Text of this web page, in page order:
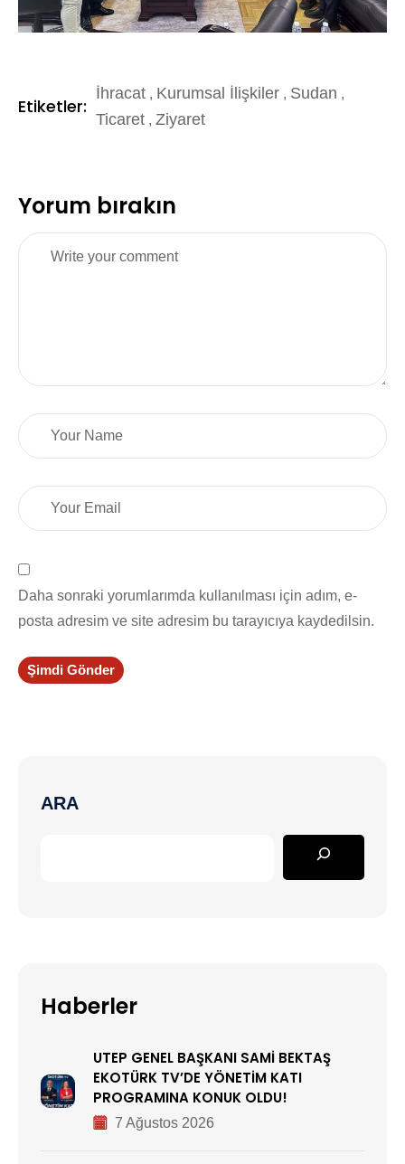
Etiketler:
İhracat , Kurumsal İlişkiler , Sudan ,
Ticaret , Ziyaret
Yorum bırakın
Daha sonraki yorumlarımda kullanılması için adım, e-
posta adresim ve site adresim bu tarayıcıya kaydedilsin.
Şimdi Gönder
ARA
Haberler
UTEP GENEL BAŞKANI SAMİ BEKTAŞ
EKOTÜRK TV’DE YÖNETİM KATI
PROGRAMINA KONUK OLDU!
7 Ağustos 2026